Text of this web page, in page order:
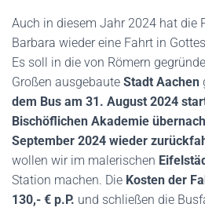
Auch in diesem Jahr 2024 hat die
Barbara wieder eine Fahrt in
Es soll in die von Römern
Großen ausgebaute Stadt Aachen
dem Bus am 31. August 2024
Bischöflichen Akademie
September 2024 wieder
wollen wir im malerischen
Station machen. Die Kosten der
130,- € p.P. und schließen die